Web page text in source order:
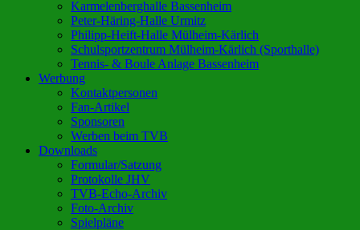
Karmelenberghalle Bassenheim
Peter-Häring-Halle Urmitz
Philipp-Heift-Halle Mülheim-Kärlich
Schulsportzentrum Mülheim-Kärlich (Sporthalle)
Tennis- & Boule Anlage Bassenheim
Werbung
Kontaktpersonen
Fan-Artikel
Sponsoren
Werben beim TVB
Downloads
Formular/Satzung
Protokolle JHV
TVB-Echo-Archiv
Foto-Archiv
Spielpläne